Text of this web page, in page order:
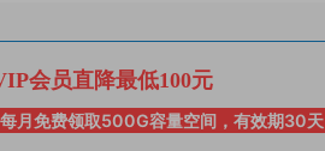
会员直降最低100元
月免费领取500G容量空间，有效期30天